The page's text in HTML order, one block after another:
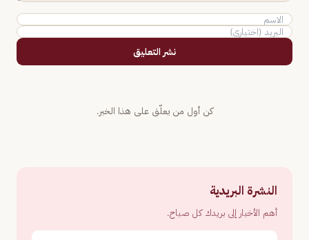
نشر التعليق
كن أول من يعلّق على هذا الخبر.
النشرة البريدية
أهم الأخبار إلى بريدك كل صباح.